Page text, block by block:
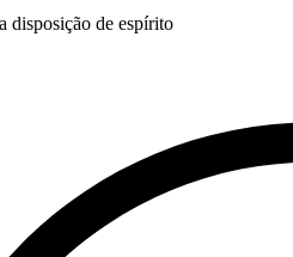
disposição de espírito